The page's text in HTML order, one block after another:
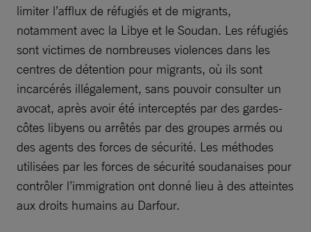
limiter l’afflux de réfugiés et de migrants,
notamment avec la Libye et le Soudan. Les réfugiés
sont victimes de nombreuses violences dans les
centres de détention pour migrants, où ils sont
incarcérés illégalement, sans pouvoir consulter un
avocat, après avoir été interceptés par des gardes-
côtes libyens ou arrêtés par des groupes armés ou
des agents des forces de sécurité. Les méthodes
utilisées par les forces de sécurité soudanaises pour
contrôler l’immigration ont donné lieu à des atteintes
aux droits humains au Darfour.